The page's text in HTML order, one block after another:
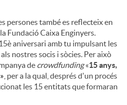
persones també es reflecteix en
Fundació Caixa Enginyers.
aniversari amb tu impulsant les
nostres socis i sòcies. Per això
de crowdfunding«15 anys,
, per a la qual, després d'un procés
les 15 entitats que formaran